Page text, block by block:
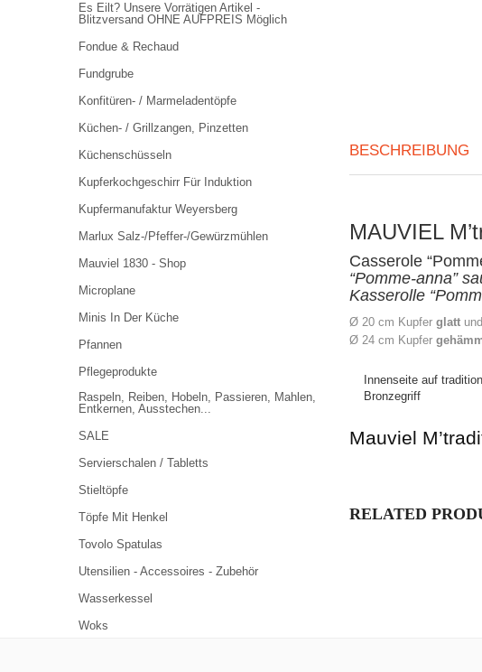
BESCHREIBUNG
MAUVIEL
Casserole
“Pomme-anna”
Kasserolle
Ø 20 cm Kupfer glatt
Ø 24 cm Kupfer
Innenseite auf
Bronzegriff
Mauviel
RELATED
Es Eilt? Unsere Vorrätigen Artikel -
Blitzversand OHNE AUFPREIS Möglich
Fondue & Rechaud
Fundgrube
Konfitüren- / Marmeladentöpfe
Küchen- / Grillzangen, Pinzetten
Küchenschüsseln
Kupferkochgeschirr Für Induktion
Kupfermanufaktur Weyersberg
Marlux Salz-/Pfeffer-/Gewürzmühlen
Mauviel 1830 - Shop
Microplane
Minis In Der Küche
Pfannen
Pflegeprodukte
Raspeln, Reiben, Hobeln, Passieren, Mahlen,
Entkernen, Ausstechen...
SALE
Servierschalen / Tabletts
Stieltöpfe
Töpfe Mit Henkel
Tovolo Spatulas
Utensilien - Accessoires - Zubehör
Wasserkessel
Woks